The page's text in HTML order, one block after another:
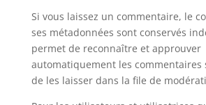
Si vous laissez un commentaire, le
ses métadonnées sont conservés
permet de reconnaître et approuver
automatiquement les commentaires
de les laisser dans la file de